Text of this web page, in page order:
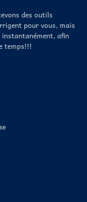
des outils
pour vous, mais
afin
temps!!!